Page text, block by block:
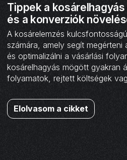
Tippek a
és a konverziók
A kosárelemzés
számára, amely segít megérteni
és optimalizálni a vásárlási
kosárelhagyás mögött gyakran
folyamatok, rejtett költségek
Elolvasom a cikket